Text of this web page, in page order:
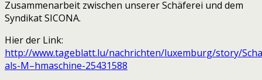
Zusammenarbeit zwischen unserer Schäferei und dem
Syndikat SICONA.
Hier der Link:
http://www.tageblatt.lu/nachrichten/luxemburg/story/
als-M–hmaschine-25431588